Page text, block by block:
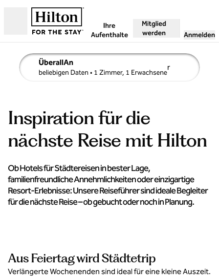
Ihre
Aufenthalte
Mitglied
werden
Anmelden
ÜberallAn
beliebigen Daten• 1 Zimmer, 1 Erwachsene
r
Suchdetails bearbeiten, Beliebige Daten, 1 Zimmer, 1
Inspiration für die
nächste Reise mit Hilton
Ob Hotels für Städtereisen in bester Lage,
familienfreundliche Annehmlichkeiten oder einzigartige
Resort-Erlebnisse: Unsere Reiseführer sind ideale Begleiter
für die nächste Reise – ob gebucht oder noch in Planung.
Aus Feiertag wird Städtetrip
Verlängerte Wochenenden sind ideal für eine kleine Auszeit.